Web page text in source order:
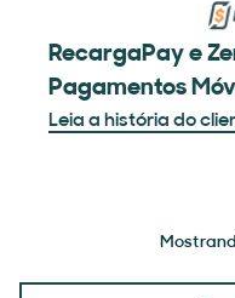
RecargaPay e
Pagamentos
Leia a história do